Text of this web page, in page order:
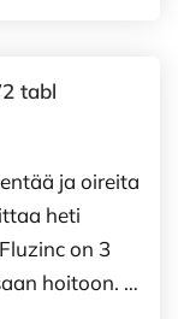
tabl
ja oireita
heti
on 3
hoitoon. …